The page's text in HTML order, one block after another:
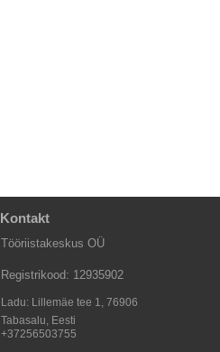
Kontakt
Tööriistakeskus OÜ
Registrikood: 12935902
Ladu: Lillemäe tee 1, 76906
Tabasalu, Eesti
+37256503755